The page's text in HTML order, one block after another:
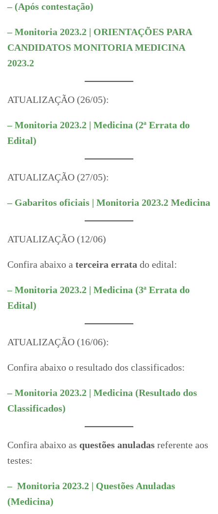
– (Após contestação)
– Monitoria 2023.2 | ORIENTAÇÕES PARA
CANDIDATOS MONITORIA MEDICINA
2023.2
ATUALIZAÇÃO (26/05):
– Monitoria 2023.2 | Medicina (2ª Errata do
Edital)
ATUALIZAÇÃO (27/05):
– Gabaritos oficiais | Monitoria 2023.2 Medicina
ATUALIZAÇÃO (12/06)
Confira abaixo a terceira errata do edital:
– Monitoria 2023.2 | Medicina (3ª Errata do
Edital)
ATUALIZAÇÃO (16/06):
Confira abaixo o resultado dos classificados:
– Monitoria 2023.2 | Medicina (Resultado dos
Classificados)
Confira abaixo as questões anuladas referente aos
testes:
– Monitoria 2023.2 | Questões Anuladas
(Medicina)